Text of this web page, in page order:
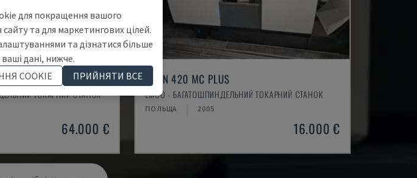
ТОКАРНИЙ СТАНОК
64.000 €
TURN 420 MC PLUS
EMCO - БАГАТОШПИНДЕЛЬНИЙ ТОКАРНИЙ СТАНОК
ПОЛЬЩА 2005
16.000 €
для покращення вашого
та для маркетингових цілей.
та дізнатися більше
дані, нижче.
COOKIE
ПРИЙНЯТИ ВСЕ